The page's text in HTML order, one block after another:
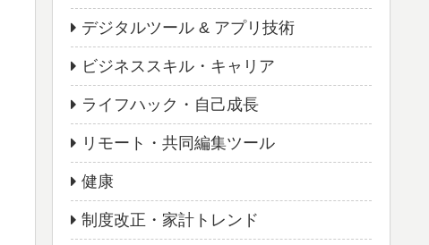
デジタルツール & アプリ技術
ビジネススキル・キャリア
ライフハック・自己成長
リモート・共同編集ツール
健康
制度改正・家計トレンド